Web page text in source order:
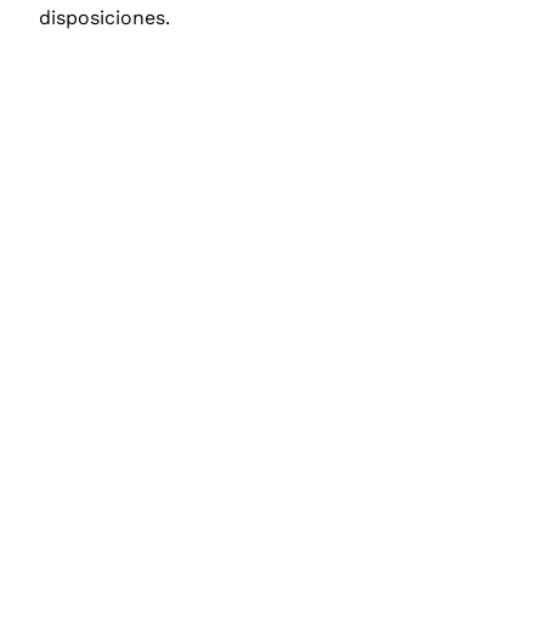
disposiciones.